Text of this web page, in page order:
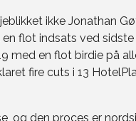
ikke Jonathan
flot indsats ved sidste
med en flot birdie på
fire cuts i 13
og den proces er